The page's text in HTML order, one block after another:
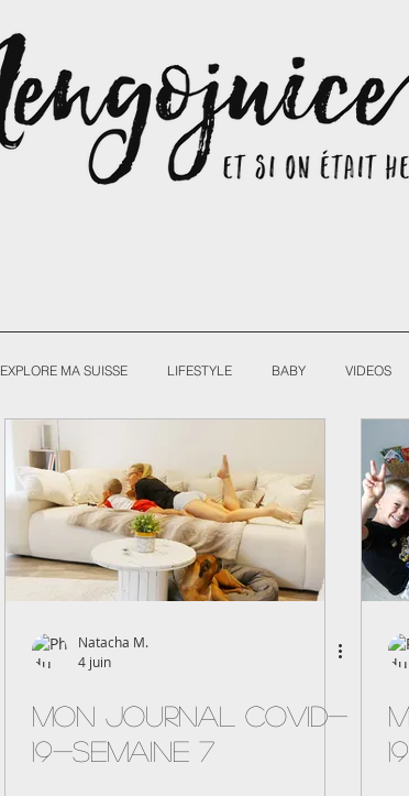
EXPLORE MA SUISSE LIFESTYLE BABY VIDEOS
Natacha M.
4 juin
Mon journal Covid-
19-semaine 7